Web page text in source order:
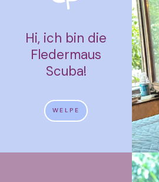
Hi, ich bin die
Fledermaus
Scuba!
WELPE